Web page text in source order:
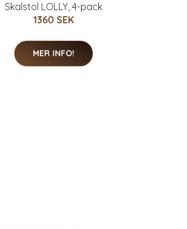
Skalstol LOLLY, 4-pack
1360 SEK
MER INFO!